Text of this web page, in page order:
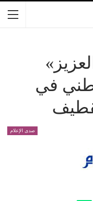
في
صدى الإعلام